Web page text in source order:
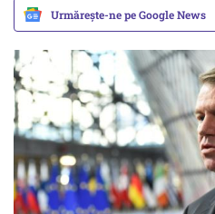
Urmărește-ne pe Google News